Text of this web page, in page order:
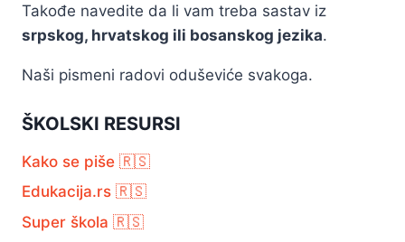
Takođe navedite da li vam treba sastav iz
srpskog, hrvatskog ili bosanskog jezika.
Naši pismeni radovi oduševiće svakoga.
ŠKOLSKI RESURSI
Kako se piše 🇷🇸
Edukacija.rs 🇷🇸
Super škola 🇷🇸